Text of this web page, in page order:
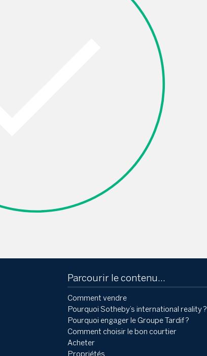
Parcourir le contenu...
Comment vendre
Pourquoi Sotheby’s international reality ?
Pourquoi engager le Groupe Tardif ?
Comment choisir le bon courtier
Acheter
Propriétés